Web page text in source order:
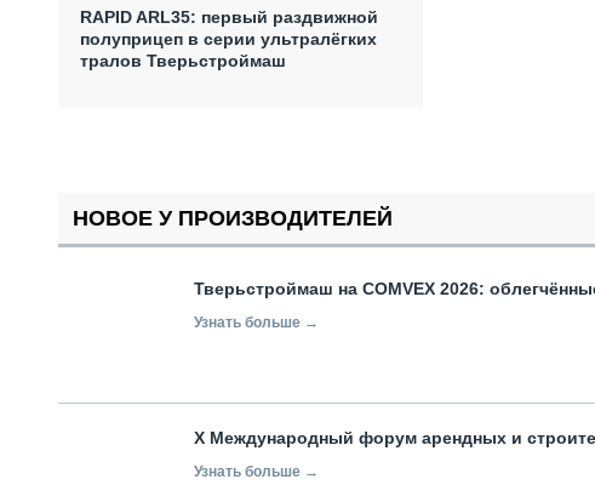
RAPID ARL35: первый раздвижной
полуприцеп в серии ультралёгких
тралов Тверьстроймаш
НОВОЕ У ПРОИЗВОДИТЕЛЕЙ
Тверьстроймаш на COMVEX 2026:
Узнать больше →
X Международный форум арендных и
Узнать больше →